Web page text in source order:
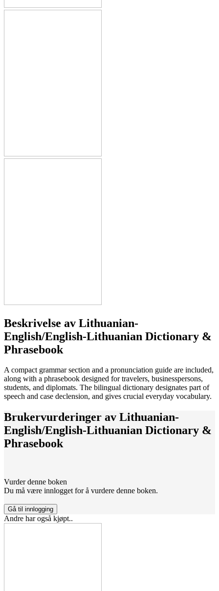
Beskrivelse av Lithuanian-
English/English-Lithuanian Dictionary &
Phrasebook
A compact grammar section and a pronunciation guide are included,
along with a phrasebook designed for travelers, businesspersons,
students, and diplomats. The bilingual dictionary designates part of
speech and case declension, and gives crucial everyday vocabulary.
Brukervurderinger av Lithuanian-
English/English-Lithuanian Dictionary &
Phrasebook
Vurder denne boken
Du må være innlogget for å vurdere denne boken.
Gå til innlogging
Andre har også kjøpt..